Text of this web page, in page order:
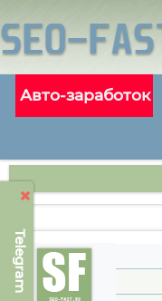
Telegram
Авто-заработок